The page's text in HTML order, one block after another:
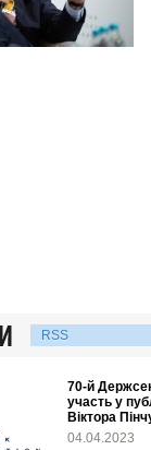
RSS
70-й
участь у
Віктора
04.04.2023